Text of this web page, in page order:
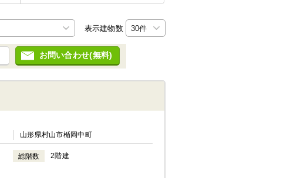
表示建物数
お問い合わせ(無料)
山形県村山市楯岡中町
総階数 2階建